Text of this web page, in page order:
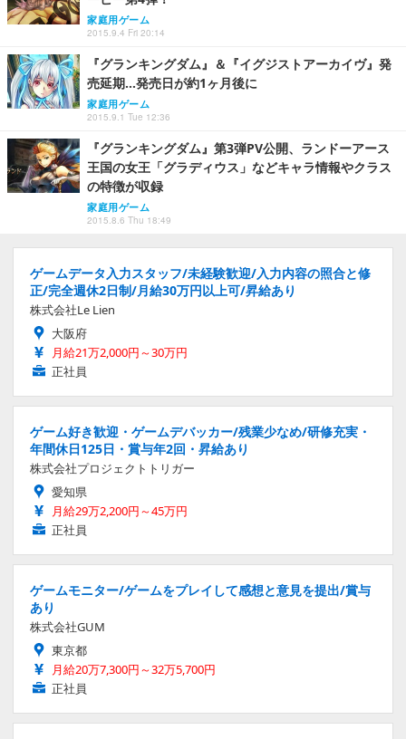
家庭用ゲーム
2015.9.4 Fri 20:14
『グランキングダム』＆『イグジストアーカイヴ』発
売延期…発売日が約1ヶ月後に
家庭用ゲーム
2015.9.1 Tue 12:36
『グランキングダム』第3弾PV公開、ランドーアース
王国の女王「グラディウス」などキャラ情報やクラス
の特徴が収録
家庭用ゲーム
2015.8.6 Thu 18:49
ゲームデータ入力スタッフ/未経験歓迎/入力内容の照合と修
正/完全週休2日制/月給30万円以上可/昇給あり
株式会社Le Lien
大阪府
月給21万2,000円～30万円
正社員
ゲーム好き歓迎・ゲームデバッカー/残業少なめ/研修充実・
年間休日125日・賞与年2回・昇給あり
株式会社プロジェクトトリガー
愛知県
月給29万2,200円～45万円
正社員
ゲームモニター/ゲームをプレイして感想と意見を提出/賞与
あり
株式会社GUM
東京都
月給20万7,300円～32万5,700円
正社員